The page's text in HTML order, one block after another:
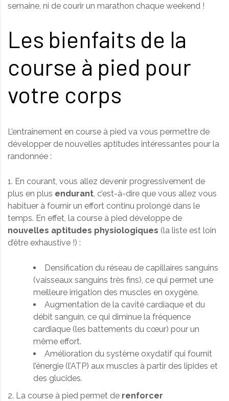
semaine, ni de courir un marathon chaque weekend !
Les bienfaits de la
course à pied pour
votre corps
L’entraînement en course à pied va vous permettre de
développer de nouvelles aptitudes intéressantes pour la
randonnée :
1. En courant, vous allez devenir progressivement de
plus en plus endurant, c’est-à-dire que vous allez vous
habituer à fournir un effort continu prolongé dans le
temps. En effet, la course à pied développe de
nouvelles aptitudes physiologiques (la liste est loin
d’être exhaustive !) :
Densification du réseau de capillaires sanguins
(vaisseaux sanguins très fins), ce qui permet une
meilleure irrigation des muscles en oxygène.
Augmentation de la cavité cardiaque et du
débit sanguin, ce qui diminue la fréquence
cardiaque (les battements du cœur) pour un
même effort.
Amélioration du système oxydatif qui fournit
l’énergie (l’ATP) aux muscles à partir des lipides et
des glucides.
2. La course à pied permet de renforcer